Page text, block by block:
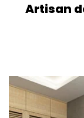
Artisan